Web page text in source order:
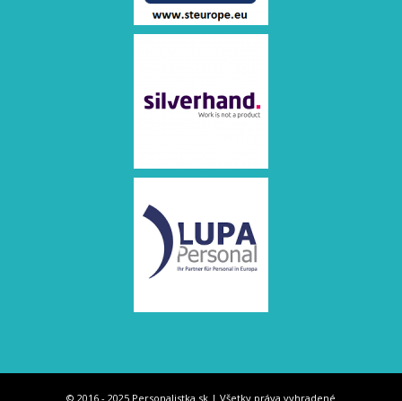
© 2016 - 2025 Personalistka.sk | Všetky práva vyhradené